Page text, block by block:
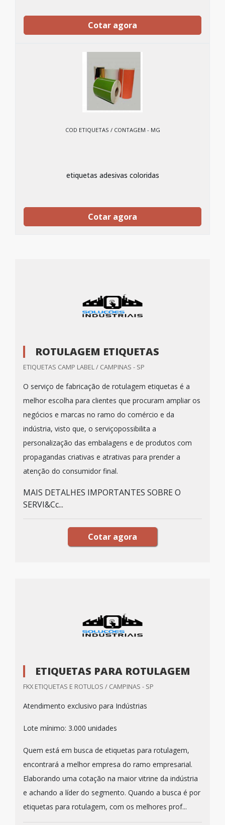
Cotar agora
COD ETIQUETAS / CONTAGEM - MG
etiquetas adesivas coloridas
Cotar agora
ROTULAGEM ETIQUETAS
ETIQUETAS CAMP LABEL / CAMPINAS - SP
O serviço de fabricação de rotulagem etiquetas é a
melhor escolha para clientes que procuram ampliar os
negócios e marcas no ramo do comércio e da
indústria, visto que, o serviçopossibilita a
personalização das embalagens e de produtos com
propagandas criativas e atrativas para prender a
atenção do consumidor final.
MAIS DETALHES IMPORTANTES SOBRE O
SERVI&Cc...
Cotar agora
ETIQUETAS PARA ROTULAGEM
FKX ETIQUETAS E ROTULOS / CAMPINAS - SP
Atendimento exclusivo para Indústrias
Lote mínimo: 3.000 unidades
Quem está em busca de etiquetas para rotulagem,
encontrará a melhor empresa do ramo empresarial.
Elaborando uma cotação na maior vitrine da indústria
e achando a líder do segmento. Quando a busca é por
etiquetas para rotulagem, com os melhores prof...